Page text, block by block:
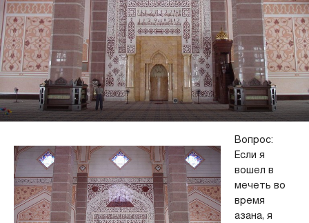
Вопрос:
Если я
вошел в
мечеть во
время
азана, я